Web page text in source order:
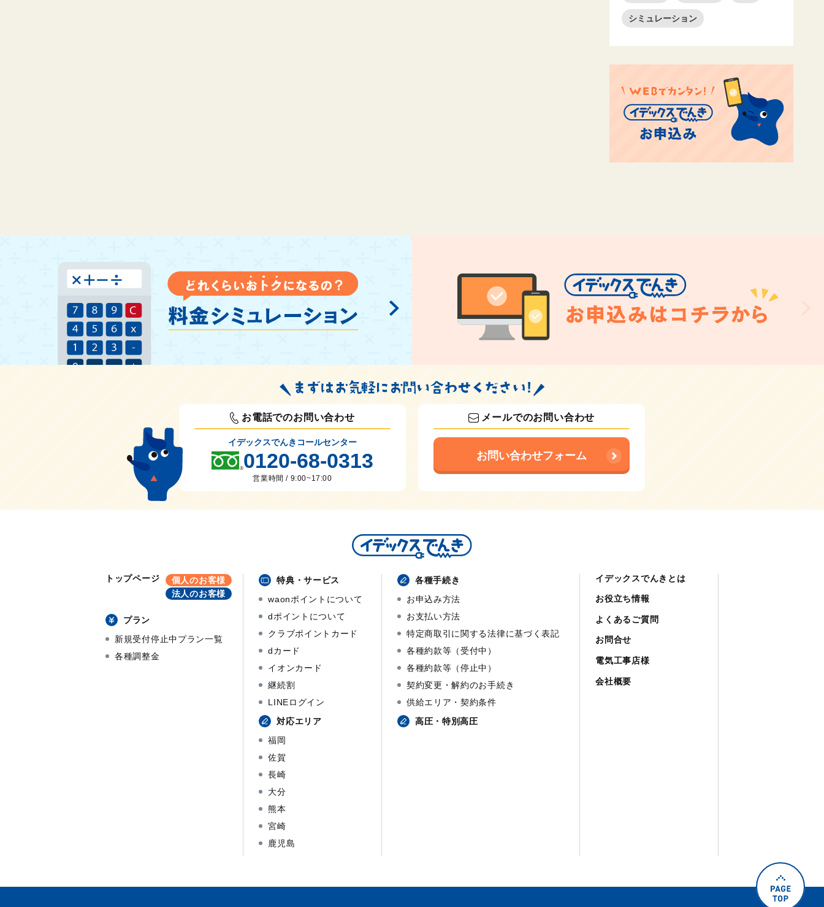
シミュレーション
お電話でのお問い合わせ
イデックスでんきコールセンター
0120-68-0313
営業時間 / 9:00~17:00
メールでのお問い合わせ
お問い合わせフォーム
トップページ
個人のお客様
法人のお客様
プラン
新規受付停止中プラン一覧
各種調整金
特典・サービス
waonポイントについて
dポイントについて
クラブポイントカード
dカード
イオンカード
継続割
LINEログイン
対応エリア
福岡
佐賀
長崎
大分
熊本
宮崎
鹿児島
各種手続き
お申込み方法
お支払い方法
特定商取引に関する法律に基づく表記
各種約款等（受付中）
各種約款等（停止中）
契約変更・解約のお手続き
供給エリア・契約条件
高圧・特別高圧
イデックスでんきとは
お役立ち情報
よくあるご質問
お問合せ
電気工事店様
会社概要